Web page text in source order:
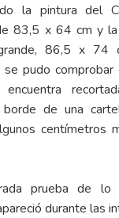
la pintura del
83,5 x 64 cm y
86,5 x 74
se pudo
encuentra
de una
centímetros
prueba de
durante las